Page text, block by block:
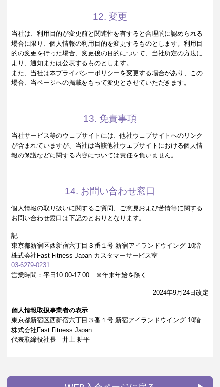
12. 変更
当社は、利用目的が変更前と関連性を有すると合理的に認められる
場合に限り、個人情報の利用目的を変更するものとします。利用目
的の変更を行った場合、変更後の目的について、当社所定の方法に
より、通知または公表するものとします。
また、当社は本プライバシーポリシーを変更する場合があり、この
場合、当ページへの掲載をもって変更とさせていただきます。
13. 免責事項
当社サービス等のウェブサイトには、他社ウェブサイトへのリンク
が含まれていますが、当社は当該他社ウェブサイトにおける個人情
報の保護などに関する内容については責任を負いません。
14. お問い合わせ窓口
個人情報の取り扱いに関するご質問、ご意見および苦情等に関する
お問い合わせ窓口は下記のとおりとなります。
記
東京都新宿区西新宿六丁目３番１号 新宿アイランドウイング 10階
株式会社Fast Fitness Japan カスタマーサービス室
03-6279-0231
営業時間：平日10:00-17:00 ※年末年始を除く
2024年9月24日改定
個人情報取扱事業者の表示
東京都新宿区西新宿六丁目３番１号 新宿アイランドウイング 10階
株式会社Fast Fitness Japan
代表取締役社長 井上 耕平